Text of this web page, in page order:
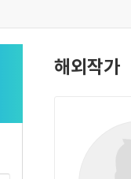
해외작가